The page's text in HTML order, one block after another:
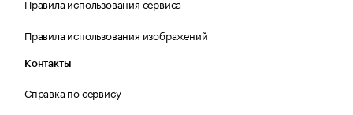
Правила использования сервиса
Правила использования изображений
Контакты
Справка по сервису